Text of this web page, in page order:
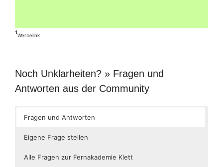
¹Werbelink
Noch Unklarheiten? » Fragen und
Antworten aus der Community
Fragen und Antworten
Eigene Frage stellen
Alle Fragen zur Fernakademie Klett